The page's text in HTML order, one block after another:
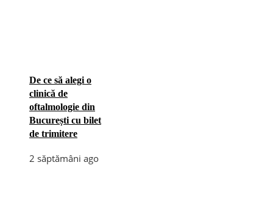
De ce să alegi o
clinică de
oftalmologie din
București cu bilet
de trimitere
2 săptămâni ago